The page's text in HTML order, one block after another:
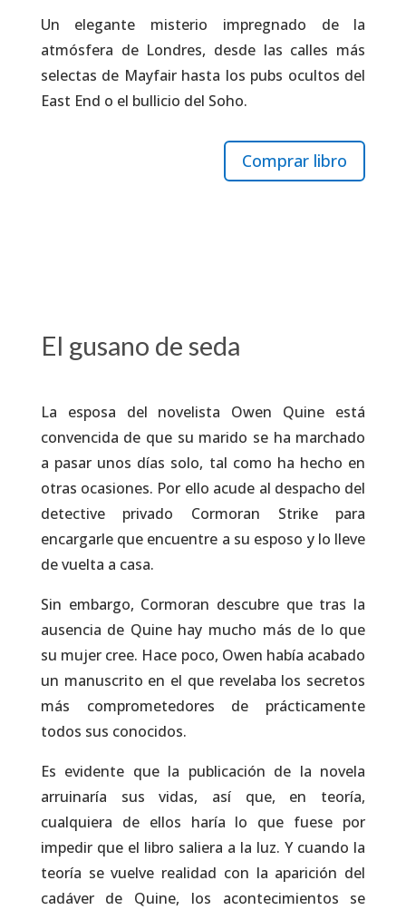
Un elegante misterio impregnado de la
atmósfera de Londres, desde las calles más
selectas de Mayfair hasta los pubs ocultos del
East End o el bullicio del Soho.
Comprar libro
El gusano de seda
La esposa del novelista Owen Quine está
convencida de que su marido se ha marchado
a pasar unos días solo, tal como ha hecho en
otras ocasiones. Por ello acude al despacho del
detective privado Cormoran Strike para
encargarle que encuentre a su esposo y lo lleve
de vuelta a casa.
Sin embargo, Cormoran descubre que tras la
ausencia de Quine hay mucho más de lo que
su mujer cree. Hace poco, Owen había acabado
un manuscrito en el que revelaba los secretos
más comprometedores de prácticamente
todos sus conocidos.
Es evidente que la publicación de la novela
arruinaría sus vidas, así que, en teoría,
cualquiera de ellos haría lo que fuese por
impedir que el libro saliera a la luz. Y cuando la
teoría se vuelve realidad con la aparición del
cadáver de Quine, los acontecimientos se